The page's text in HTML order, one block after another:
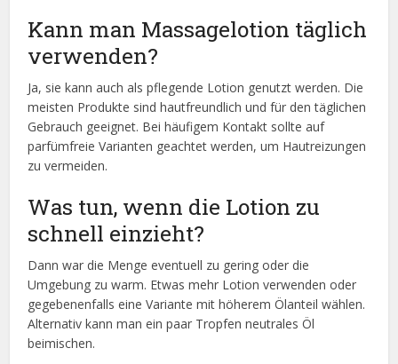
Kann man Massagelotion täglich
verwenden?
Ja, sie kann auch als pflegende Lotion genutzt werden. Die
meisten Produkte sind hautfreundlich und für den täglichen
Gebrauch geeignet. Bei häufigem Kontakt sollte auf
parfümfreie Varianten geachtet werden, um Hautreizungen
zu vermeiden.
Was tun, wenn die Lotion zu
schnell einzieht?
Dann war die Menge eventuell zu gering oder die
Umgebung zu warm. Etwas mehr Lotion verwenden oder
gegebenenfalls eine Variante mit höherem Ölanteil wählen.
Alternativ kann man ein paar Tropfen neutrales Öl
beimischen.